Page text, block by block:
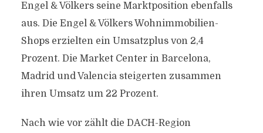
Engel & Völkers seine Marktposition ebenfalls
aus. Die Engel & Völkers Wohnimmobilien-
Shops erzielten ein Umsatzplus von 2,4
Prozent. Die Market Center in Barcelona,
Madrid und Valencia steigerten zusammen
ihren Umsatz um 22 Prozent.
Nach wie vor zählt die DACH-Region